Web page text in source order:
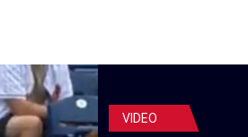
VIDEO